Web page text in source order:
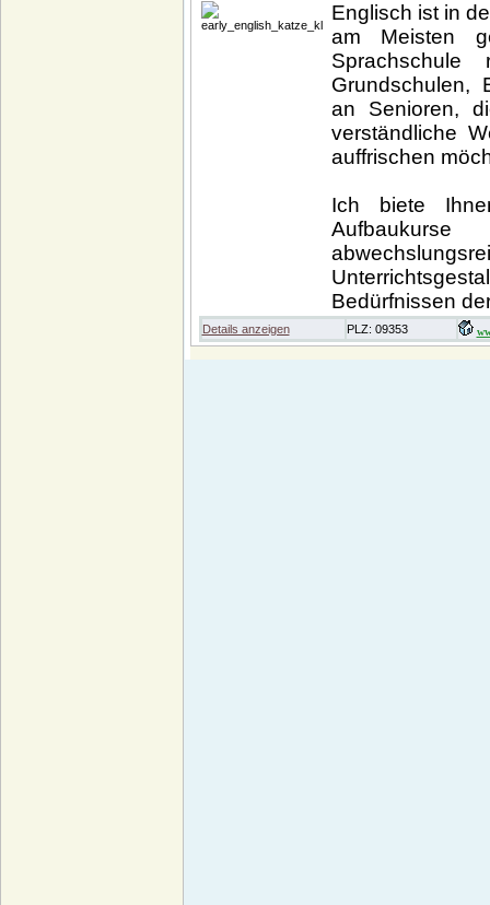
Englisch ist in
am Meisten
Grundschulen,
an Senioren,
verständliche
auffrischen
Ich biete
Bedürfnissen
Details anzeigen PLZ: 09353